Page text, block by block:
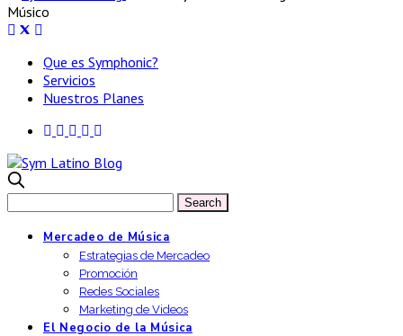
Músico
Que es Symphonic?
Servicios
Nuestros Planes
Mercadeo de Música
Estrategias de Mercadeo
Promoción
Redes Sociales
Marketing de Videos
El Negocio de la Música